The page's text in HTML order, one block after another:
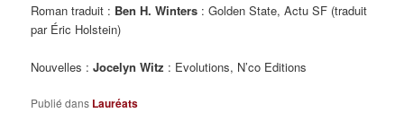
Roman traduit : Ben H. Winters : Golden State, Actu SF (traduit
par Éric Holstein)
Nouvelles :Jocelyn Witz : Evolutions, N’co Editions
Publié dans Lauréats